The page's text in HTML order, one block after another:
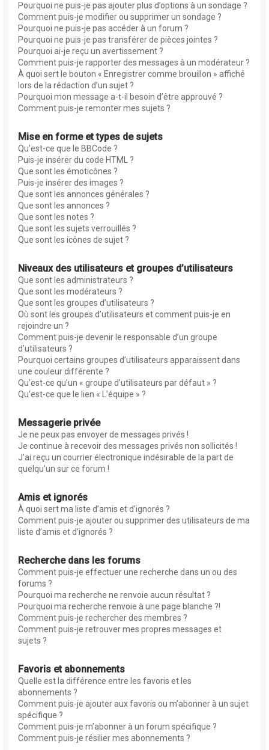
Pourquoi ne puis-je pas ajouter plus d’options à un sondage ?
Comment puis-je modifier ou supprimer un sondage ?
Pourquoi ne puis-je pas accéder à un forum ?
Pourquoi ne puis-je pas transférer de pièces jointes ?
Pourquoi ai-je reçu un avertissement ?
Comment puis-je rapporter des messages à un modérateur ?
À quoi sert le bouton « Enregistrer comme brouillon » affiché
lors de la rédaction d’un sujet ?
Pourquoi mon message a-t-il besoin d’être approuvé ?
Comment puis-je remonter mes sujets ?
Mise en forme et types de sujets
Qu’est-ce que le BBCode ?
Puis-je insérer du code HTML ?
Que sont les émoticônes ?
Puis-je insérer des images ?
Que sont les annonces générales ?
Que sont les annonces ?
Que sont les notes ?
Que sont les sujets verrouillés ?
Que sont les icônes de sujet ?
Niveaux des utilisateurs et groupes d’utilisateurs
Que sont les administrateurs ?
Que sont les modérateurs ?
Que sont les groupes d’utilisateurs ?
Où sont les groupes d’utilisateurs et comment puis-je en
rejoindre un ?
Comment puis-je devenir le responsable d’un groupe
d’utilisateurs ?
Pourquoi certains groupes d’utilisateurs apparaissent dans
une couleur différente ?
Qu’est-ce qu’un « groupe d’utilisateurs par défaut » ?
Qu’est-ce que le lien « L’équipe » ?
Messagerie privée
Je ne peux pas envoyer de messages privés !
Je continue à recevoir des messages privés non sollicités !
J’ai reçu un courrier électronique indésirable de la part de
quelqu’un sur ce forum !
Amis et ignorés
À quoi sert ma liste d’amis et d’ignorés ?
Comment puis-je ajouter ou supprimer des utilisateurs de ma
liste d’amis et d’ignorés ?
Recherche dans les forums
Comment puis-je effectuer une recherche dans un ou des
forums ?
Pourquoi ma recherche ne renvoie aucun résultat ?
Pourquoi ma recherche renvoie à une page blanche ?!
Comment puis-je rechercher des membres ?
Comment puis-je retrouver mes propres messages et
sujets ?
Favoris et abonnements
Quelle est la différence entre les favoris et les
abonnements ?
Comment puis-je ajouter aux favoris ou m’abonner à un sujet
spécifique ?
Comment puis-je m’abonner à un forum spécifique ?
Comment puis-je résilier mes abonnements ?